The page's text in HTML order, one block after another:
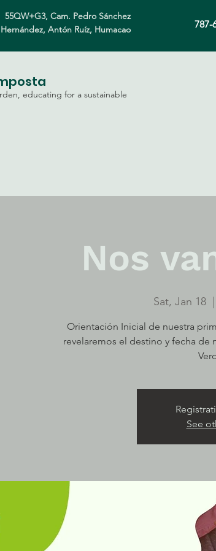
55QW+G3, Cam. Pedro Sánchez
Hernández, Antón Ruíz, Humacao
787-
educating for a sustainable
Nos
Sat, Jan 18
Orientación Inicial de nuestra
revelaremos el destino y fecha de
See